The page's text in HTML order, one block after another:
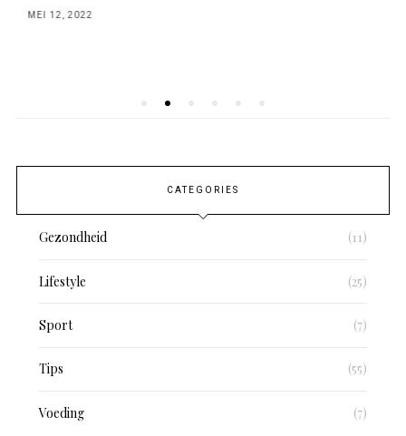
CATEGORIES
Gezondheid (11)
Lifestyle (25)
Sport (7)
Tips (55)
Voeding (7)